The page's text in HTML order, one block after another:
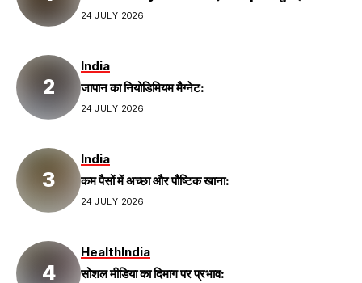
24 JULY 2026
India
जापान का नियोडिमियम मैग्नेट:
24 JULY 2026
India
कम पैसों में अच्छा और पौष्टिक खाना:
24 JULY 2026
HealthIndia
सोशल मीडिया का दिमाग पर प्रभाव: